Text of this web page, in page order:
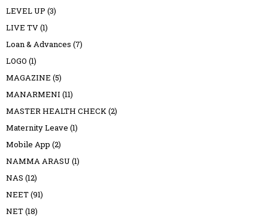
LEVEL UP (3)
LIVE TV(1)
Loan & Advances (7)
LOGO (1)
MAGAZINE (5)
MANARMENI (11)
MASTER HEALTH CHECK(2)
Maternity Leave (1)
Mobile App (2)
NAMMA ARASU (1)
NAS (12)
NEET(91)
NET(18)